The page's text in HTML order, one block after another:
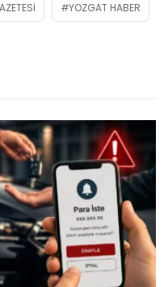
YOZGAT HABER